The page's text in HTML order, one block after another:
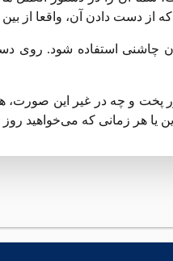
از دست دادن آن، واقعا از
استفاده شود. روی
پخت و چه در غیر این صورت،
یا هر زمانی که می‌خواهید